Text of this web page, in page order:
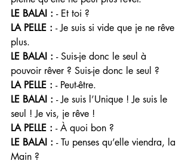
LE BALAI : - Et toi ?
LA PELLE : - Je suis si vide que je ne rêve
plus.
LE BALAI : - Suis-je donc le seul à
pouvoir rêver ? Suis-je donc le seul ?
LA PELLE : - Peut-être.
LE BALAI : - Je suis l’Unique ! Je suis le
seul ! Je vis, je rêve !
LA PELLE : - À quoi bon ?
LE BALAI : - Tu penses qu’elle viendra, la
Main ?